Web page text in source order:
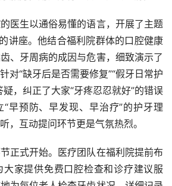
医生以通俗易懂的语言，开展了主题
讲座。他结合福利院群体的口腔健康
、牙周病的成因与危害，细致演示了
对“缺牙后是否需要修复”“假牙日常护
，纠正了大家“牙疼忍忍就好”的错误
早预防、早发现、早治疗”的护牙理
，互动提问环节更是气氛热烈。
正式开始。医疗团队在福利院提前布
大家提供免费口腔检查和诊疗建议服